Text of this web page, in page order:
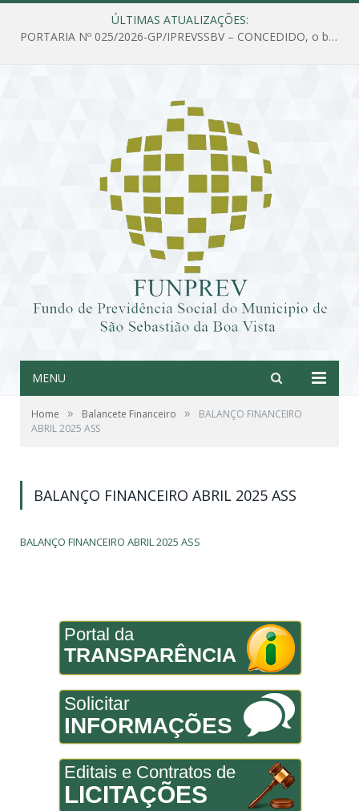
ÚLTIMAS ATUALIZAÇÕES:
PORTARIA Nº 025/2026-GP/IPREVSSBV – CONCEDIDO, o benefício de PENSÃO a MARIA ESTELA DOS SANTOS SOUZA
MENU
Home » Balancete Financeiro »
BALANÇO FINANCEIRO
ABRIL 2025 ASS
BALANÇO FINANCEIRO ABRIL 2025 ASS
BALANÇO FINANCEIRO ABRIL 2025 ASS
Portal da
TRANSPARÊNCIA
Solicitar
INFORMAÇÕES
Editais e Contratos de
LICITAÇÕES